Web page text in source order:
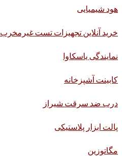
هود شیمیایی
خرید آنلاین تجهیزات تست غیرمخرب NDT
نمایندگی یاسکاوا
کابینت آشپزخانه
درب ضد سرقت شیراز
پالت ابزار پلاستیکی
مگاتوزین